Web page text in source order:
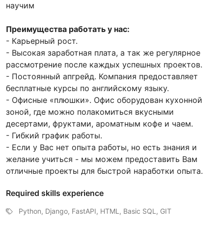
научим
Преимущества работать у нас:
- Карьерный рост.
- Высокая заработная плата, а так же регулярное
рассмотрение после каждых успешных проектов.
- Постоянный апгрейд. Компания предоставляет
бесплатные курсы по английскому языку.
- Офисные «плюшки». Офис оборудован кухонной
зоной, где можно полакомиться вкусными
десертами, фруктами, ароматным кофе и чаем.
- Гибкий график работы.
- Если у Вас нет опыта работы, но есть знания и
желание учиться - мы можем предоставить Вам
отличные проекты для быстрой наработки опыта.
Required skills experience
Python, Django, FastAPI, HTML, Basic SQL, GIT